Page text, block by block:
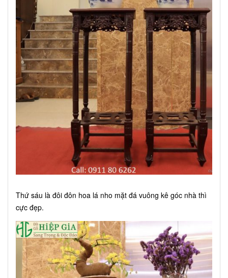
Thứ sáu là đôi đôn hoa lá nho mặt đá vuông kê góc nhà thì
cực đẹp.